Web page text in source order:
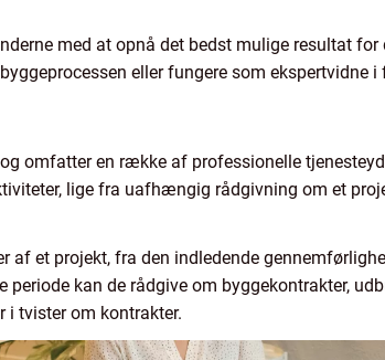
med at opnå det bedst mulige resultat for
eller fungere som ekspertvidne
omfatter en række af professionelle
lige fra uafhængig rådgivning om et
af et projekt, fra den indledende
kan de rådgive om byggekontrakter,
i tvister om kontrakter.